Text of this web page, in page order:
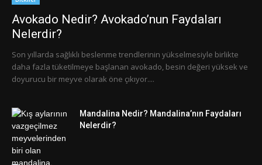
Avokado Nedir? Avokado’nun Faydaları
Nelerdir?
Son yıllarda sağlıklı beslenme trendlerinin yükselmesiyle birlikte
daha fazla tüketilmeye başlanan avokado, besin değeri yüksek ve
doyurucu bir meyve olarak öne çıkıyor....
Mandalina Nedir? Mandalina’nın Faydaları
Nelerdir?